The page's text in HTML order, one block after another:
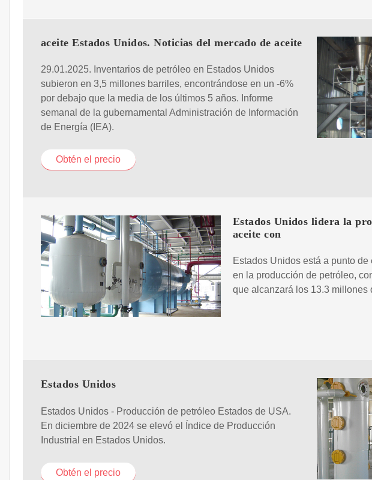
aceite Estados Unidos. Noticias del mercado de aceite
29.01.2025. Inventarios de petróleo en Estados Unidos
subieron en 3,5 millones barriles, encontrándose en un -6%
por debajo que la media de los últimos 5 años. Informe
semanal de la gubernamental Administración de Información
de Energía (IEA).
Obtén el precio
Estados Unidos lidera la
aceite con
Estados Unidos está a punto de
en la producción de petróleo,
que alcanzará los 13.3 millones
Estados Unidos
Estados Unidos - Producción de petróleo Estados de USA.
En diciembre de 2024 se elevó el Índice de Producción
Industrial en Estados Unidos.
Obtén el precio